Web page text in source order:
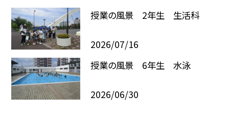
授業の風景 2年生 生活科
2026/07/16
授業の風景 6年生 水泳
2026/06/30